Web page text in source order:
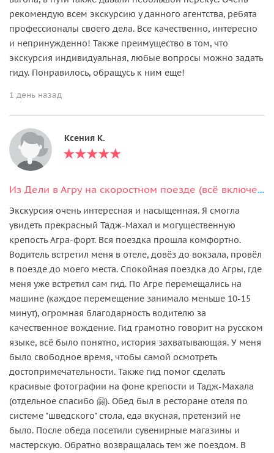
рекомендую всем экскурсию у данного агентства, ребята
профессионалы своего дела. Все качественно, интересно
и непринужденно! Также преимущество в том, что
экскурсия индивидуальная, любые вопросы можно задать
гиду. Понравилось, обращусь к ним еще!
1 день назад
Ксения К.
Из Дели в Агру на скоростном поезде (всё включено)
Экскурсия очень интересная и насыщенная. Я смогла
увидеть прекрасный Тадж-Махал и могущественную
крепость Агра-форт. Вся поездка прошла комфортно.
Водитель встретил меня в отеле, довёз до вокзала, провёл
в поезде до моего места. Спокойная поездка до Агры, где
меня уже встретил сам гид. По Агре перемещались на
машине (каждое перемещение занимало меньше 10-15
минут), огромная благодарность водителю за
качественное вождение. Гид грамотно говорит на русском
языке, всё было понятно, история захватывающая. У меня
было свободное время, чтобы самой осмотреть
достопримечательности. Также гид помог сделать
красивые фотографии на фоне крепости и Тадж-Махала
(отдельное спасибо 🤗). Обед был в ресторане отеля по
системе "шведского" стола, еда вкусная, претензий не
было. После обеда посетили сувенирные магазины и
мастерскую. Обратно возвращалась тем же поездом. В